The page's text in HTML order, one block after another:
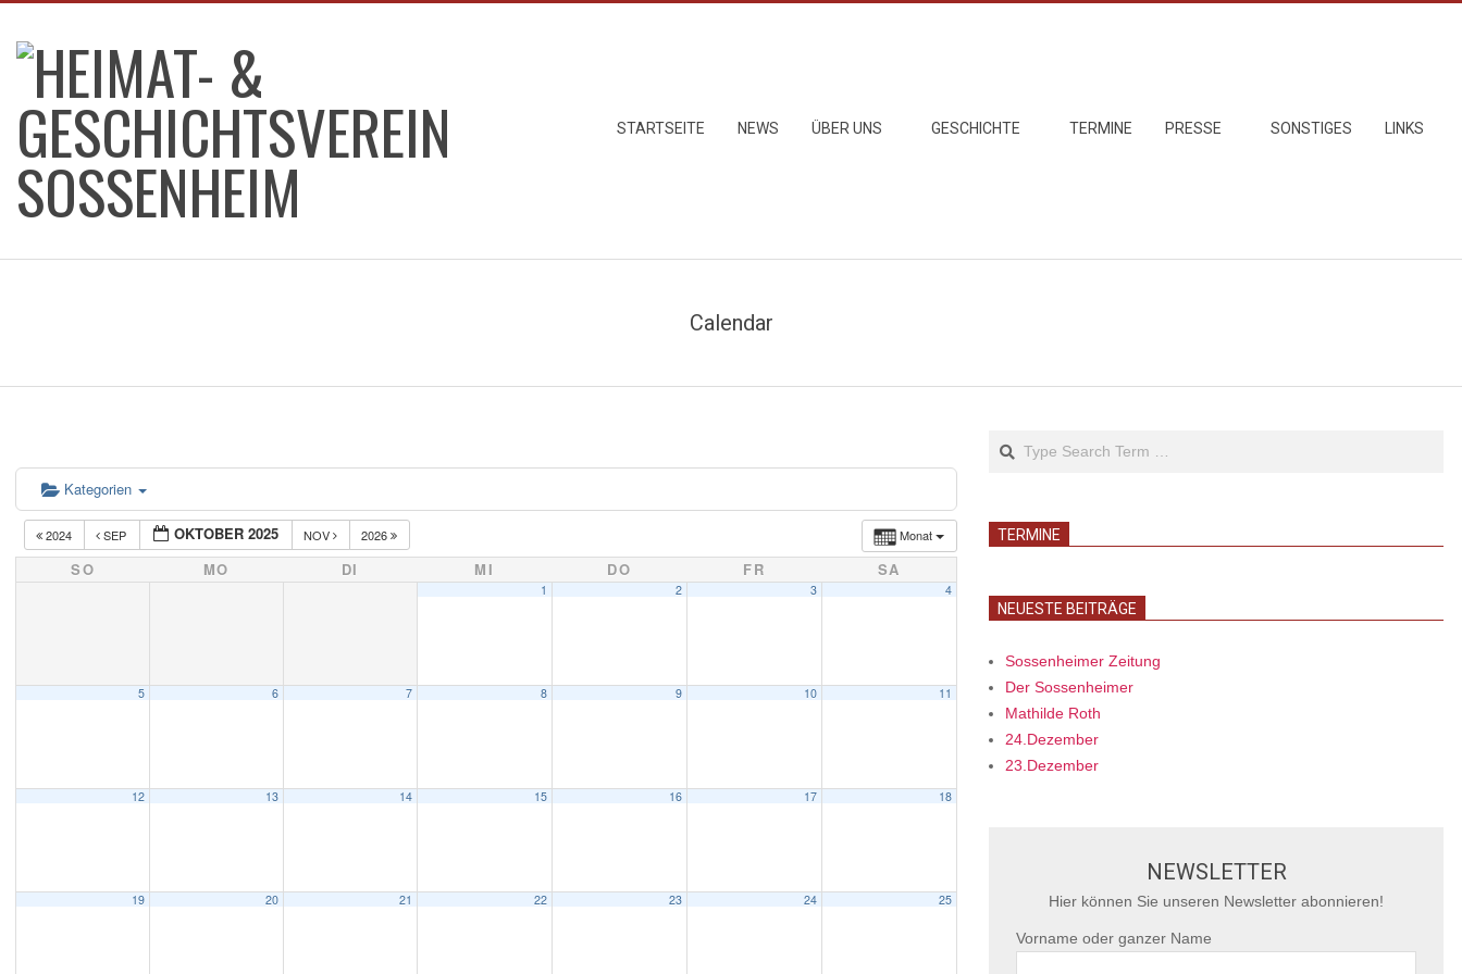
content
HEIMAT-
GESCHICHTSVEREIN
STARTSEITE NEWS ÜBER UNS GESCHICHTE TERMINE PRESSE SONSTIGES LINKS
Calendar
Kategorien
Monat
2024 SEP OKTOBER 2025 NOV 2026
SO MO DI MI DO FR SA
1 2 3 4
5 6 7 8 9 10 11
12 13 14 15 16 17 18
19 20 21 22 23 24 25
TERMINE
NEUESTE BEITRÄGE
Sossenheimer Zeitung
Der Sossenheimer
Mathilde Roth
24.Dezember
23.Dezember
NEWSLETTER
Hier können Sie unseren Newsletter abonnieren!
Vorname oder ganzer Name